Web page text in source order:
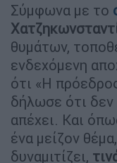
Σύμφωνα με το
θυμάτων,
ενδεχόμενη
ότι «Η
δήλωσε ότι δεν
απέχει. Και
ένα μείζον
δυναμιτίζει,